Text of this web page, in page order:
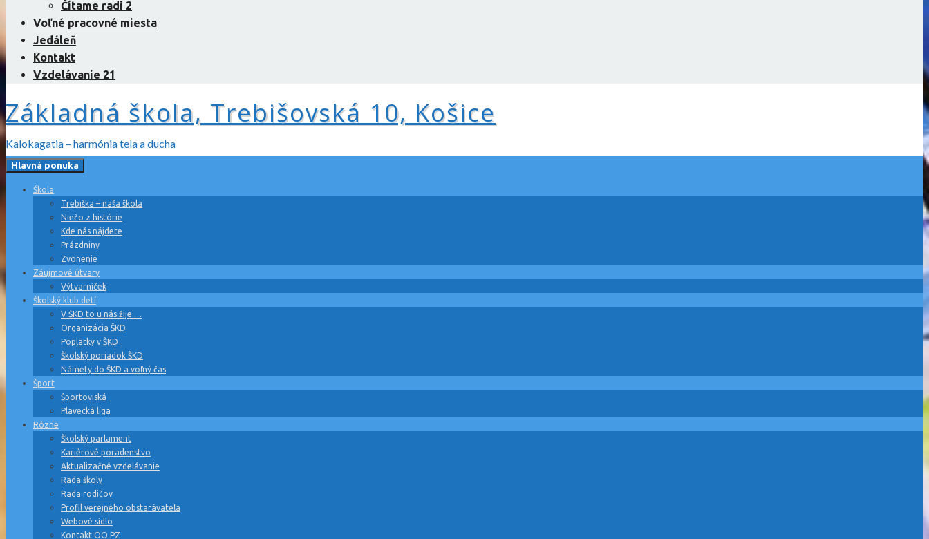
Čítame radi 2
Voľné pracovné miesta
Jedáleň
Kontakt
Vzdelávanie 21
Základná škola, Trebišovská 10, Košice
Kalokagatia – harmónia tela a ducha
Hlavná ponuka
Škola
Trebiška – naša škola
Niečo z histórie
Kde nás nájdete
Prázdniny
Zvonenie
Záujmové útvary
Výtvarníček
Školský klub detí
V ŠKD to u nás žije …
Organizácia ŠKD
Poplatky v ŠKD
Školský poriadok ŠKD
Námety do ŠKD a voľný čas
Šport
Športoviská
Plavecká liga
Rôzne
Školský parlament
Kariérové poradenstvo
Aktualizačné vzdelávanie
Rada školy
Rada rodičov
Profil verejného obstarávateľa
Webové sídlo
Kontakt OO PZ